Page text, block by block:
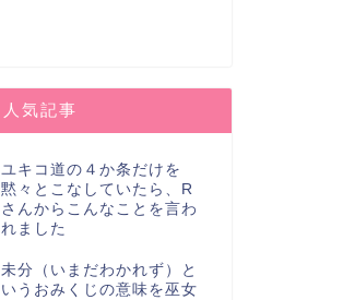
人気記事
ユキコ道の４か条だけを
黙々とこなしていたら、R
さんからこんなことを言わ
れました
未分（いまだわかれず）と
いうおみくじの意味を巫女